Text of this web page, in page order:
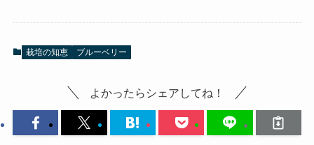
栽培の知恵 ブルーベリー
よかったらシェアしてね！